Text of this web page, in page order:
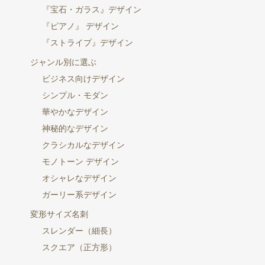
『宝石・ガラス』デザイン
『ピアノ』 デザイン
『ストライプ』デザイン
ジャンル別に選ぶ
ビジネス向けデザイン
シンプル・モダン
華やかなデザイン
神秘的なデザイン
クラシカルなデザイン
モノトーン デザイン
オシャレなデザイン
ガーリー系デザイン
変形サイズ名刺
スレンダー（細長）
スクエア（正方形）